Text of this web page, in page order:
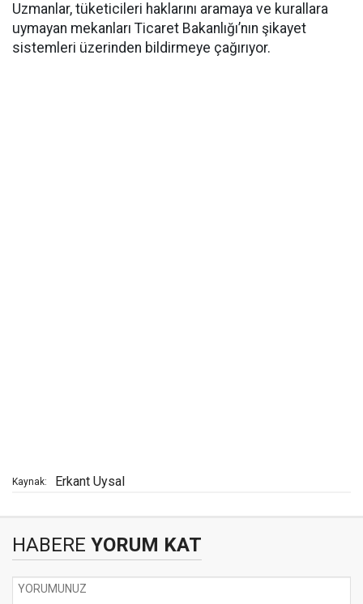
Uzmanlar, tüketicileri haklarını aramaya ve kurallara
uymayan mekanları Ticaret Bakanlığı’nın şikayet
sistemleri üzerinden bildirmeye çağırıyor.
Kaynak: Erkant Uysal
HABERE YORUM KAT